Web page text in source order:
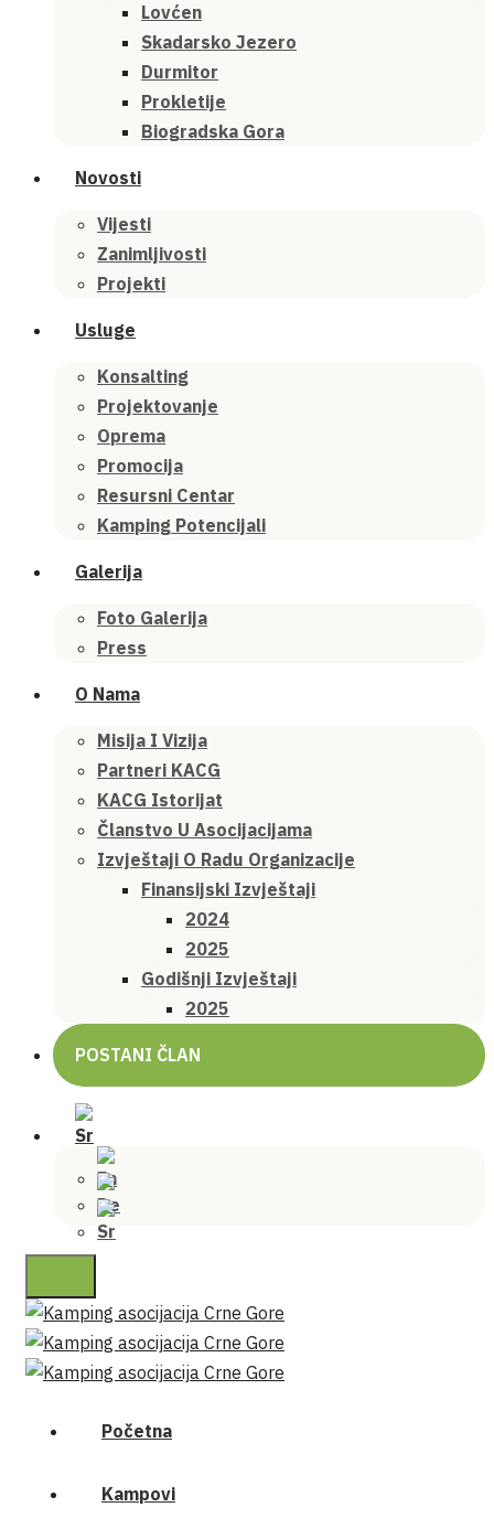
Lovćen
Skadarsko Jezero
Durmitor
Prokletije
Biogradska Gora
Novosti
Vijesti
Zanimljivosti
Projekti
Usluge
Konsalting
Projektovanje
Oprema
Promocija
Resursni Centar
Kamping Potencijali
Galerija
Foto Galerija
Press
O Nama
Misija I Vizija
Partneri KACG
KACG Istorijat
Članstvo U Asocijacijama
Izvještaji O Radu Organizacije
Finansijski Izvještaji
2024
2025
Godišnji Izvještaji
2025
POSTANI ČLAN
Početna
Kampovi